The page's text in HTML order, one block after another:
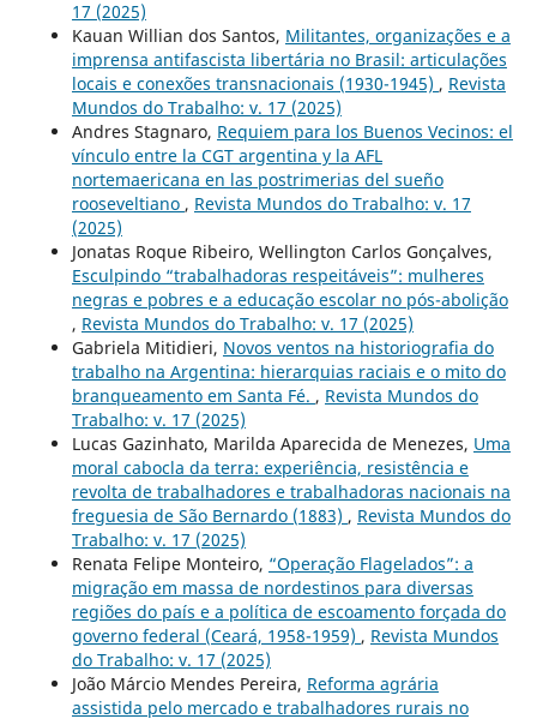
17 (2025)
Kauan Willian dos Santos, Militantes, organizações e a
imprensa antifascista libertária no Brasil: articulações
locais e conexões transnacionais (1930-1945) , Revista
Mundos do Trabalho: v. 17 (2025)
Andres Stagnaro, Requiem para los Buenos Vecinos: el
vínculo entre la CGT argentina y la AFL
nortemaericana en las postrimerias del sueño
rooseveltiano , Revista Mundos do Trabalho: v. 17
(2025)
Jonatas Roque Ribeiro, Wellington Carlos Gonçalves,
Esculpindo “trabalhadoras respeitáveis”: mulheres
negras e pobres e a educação escolar no pós-abolição
, Revista Mundos do Trabalho: v. 17 (2025)
Gabriela Mitidieri, Novos ventos na historiografia do
trabalho na Argentina: hierarquias raciais e o mito do
branqueamento em Santa Fé. , Revista Mundos do
Trabalho: v. 17 (2025)
Lucas Gazinhato, Marilda Aparecida de Menezes, Uma
moral cabocla da terra: experiência, resistência e
revolta de trabalhadores e trabalhadoras nacionais na
freguesia de São Bernardo (1883) , Revista Mundos do
Trabalho: v. 17 (2025)
Renata Felipe Monteiro, “Operação Flagelados”: a
migração em massa de nordestinos para diversas
regiões do país e a política de escoamento forçada do
governo federal (Ceará, 1958-1959) , Revista Mundos
do Trabalho: v. 17 (2025)
João Márcio Mendes Pereira, Reforma agrária
assistida pelo mercado e trabalhadores rurais no